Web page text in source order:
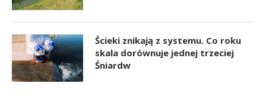
Ścieki znikają z systemu. Co roku
skala dorównuje jednej trzeciej
Śniardw